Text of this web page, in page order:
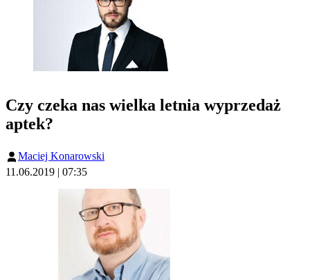
Czy czeka nas wielka letnia wyprzedaż
aptek?
Maciej Konarowski
11.06.2019 | 07:35